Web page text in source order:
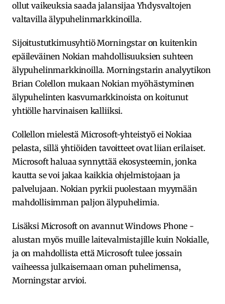
ollut vaikeuksia saada jalansijaa Yhdysvaltojen
valtavilla älypuhelinmarkkinoilla.
Sijoitustutkimusyhtiö Morningstar on kuitenkin
epäileväinen Nokian mahdollisuuksien suhteen
älypuhelinmarkkinoilla. Morningstarin analyytikon
Brian Colellon mukaan Nokian myöhästyminen
älypuhelinten kasvumarkkinoista on koitunut
yhtiölle harvinaisen kalliiksi.
Collellon mielestä Microsoft-yhteistyö ei Nokiaa
pelasta, sillä yhtiöiden tavoitteet ovat liian erilaiset.
Microsoft haluaa synnyttää ekosysteemin, jonka
kautta se voi jakaa kaikkia ohjelmistojaan ja
palvelujaan. Nokian pyrkii puolestaan myymään
mahdollisimman paljon älypuhelimia.
Lisäksi Microsoft on avannut Windows Phone -
alustan myös muille laitevalmistajille kuin Nokialle,
ja on mahdollista että Microsoft tulee jossain
vaiheessa julkaisemaan oman puhelimensa,
Morningstar arvioi.